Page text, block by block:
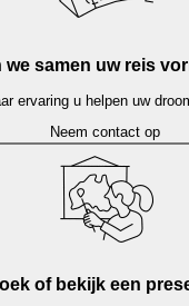
we samen uw reis
ervaring u helpen uw
Neem contact op
of bekijk een